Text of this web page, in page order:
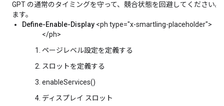
GPT の通常のタイミングを守って、競合状態を回避してください
ます。
Define-Enable-Display <ph type="x-smartling-placeholder">
</ph>
ページレベル設定を定義する
スロットを定義する
enableServices()
ディスプレイ スロット